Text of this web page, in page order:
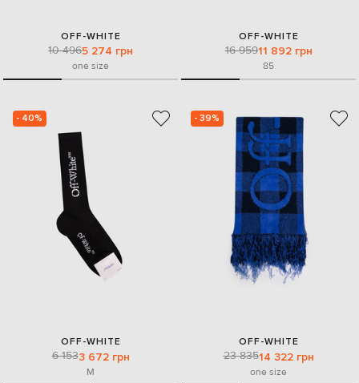
OFF-WHITE
10 4965 274 грн
one size
OFF-WHITE
16 95911 892 грн
85
- 40%
OFF-WHITE
6 1533 672 грн
M
- 39%
OFF-WHITE
23 83514 322 грн
one size